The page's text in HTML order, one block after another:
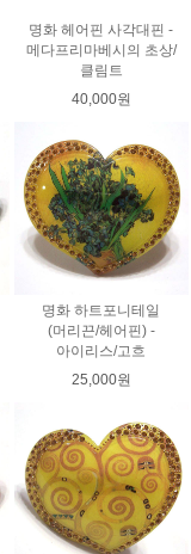
명화 헤어핀 사각대핀 -
메다프리마베시의 초상/
클림트
40,000원
명화 하트포니테일
(머리끈/헤어핀) -
아이리스/고흐
25,000원